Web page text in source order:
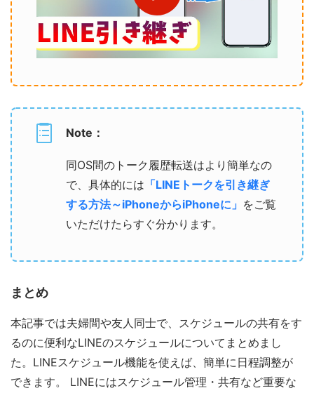
Note：
同OS間のトーク履歴転送はより簡単なの
で、具体的には 「LINEトークを引き継ぎ
する方法～iPhoneからiPhoneに」 をご覧
いただけたらすぐ分かります。
まとめ
本記事では夫婦間や友人同士で、スケジュールの共有をす
るのに便利なLINEのスケジュールについてまとめまし
た。LINEスケジュール機能を使えば、簡単に日程調整が
できます。 LINEにはスケジュール管理・共有など重要な